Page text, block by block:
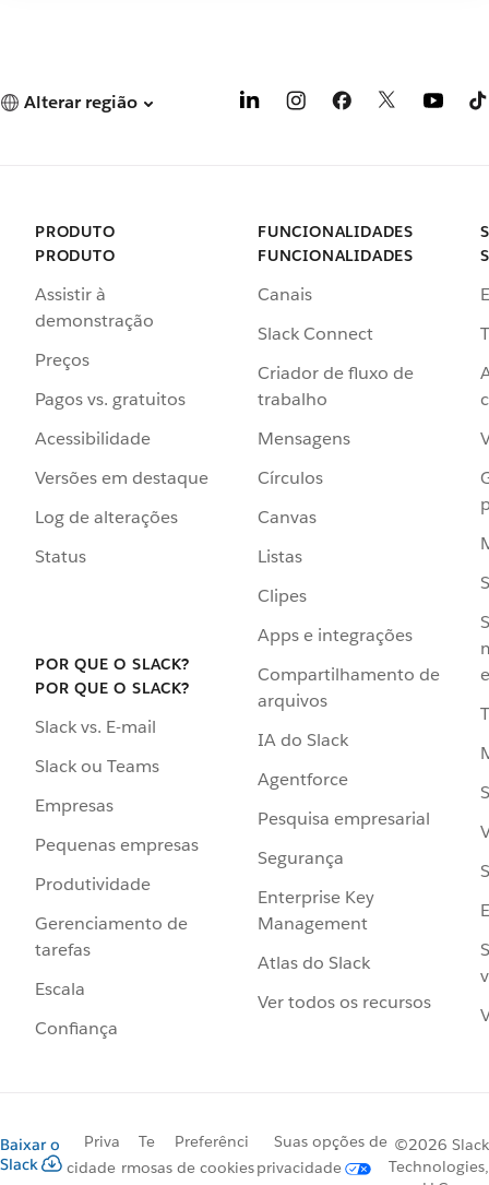
Alterar região
PRODUTO
PRODUTO
Assistir à
demonstração
Preços
Pagos vs. gratuitos
Acessibilidade
Versões em destaque
Log de alterações
Status
POR QUE O SLACK?
POR QUE O SLACK?
Slack vs. E-mail
Slack ou Teams
Empresas
Pequenas empresas
Produtividade
Gerenciamento de
tarefas
Escala
Confiança
FUNCIONALIDADES
FUNCIONALIDADES
Canais
Slack Connect
Criador de fluxo de
trabalho
Mensagens
Círculos
Canvas
Listas
Clipes
Apps e integrações
Compartilhamento de
arquivos
IA do Slack
Agentforce
Pesquisa empresarial
Segurança
Enterprise Key
Management
Atlas do Slack
Ver todos os recursos
Baixar o
Slack
Priva
cidade
Te
rmos
Preferênci
as de cookies
Suas opções de
privacidade
©2026 Slack
Technologies,